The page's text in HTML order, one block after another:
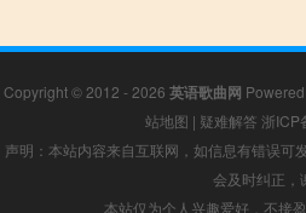
Copyright © 2012 - 2026 英语歌曲网
站地图 | 疑难解答 浙ICP
声明：本站内容来自互联网，如信息有错误可
会及时纠正，
本站仅为个人兴趣爱好，不接